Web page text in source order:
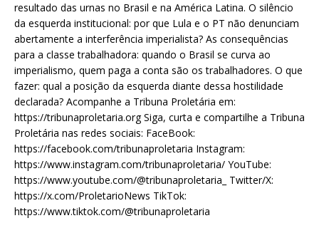
resultado das urnas no Brasil e na América Latina. O silêncio
da esquerda institucional: por que Lula e o PT não denunciam
abertamente a interferência imperialista? As consequências
para a classe trabalhadora: quando o Brasil se curva ao
imperialismo, quem paga a conta são os trabalhadores. O que
fazer: qual a posição da esquerda diante dessa hostilidade
declarada? Acompanhe a Tribuna Proletária em:
https://tribunaproletaria.org Siga, curta e compartilhe a Tribuna
Proletária nas redes sociais: FaceBook:
https://facebook.com/tribunaproletaria Instagram:
https://www.instagram.com/tribunaproletaria/ YouTube:
https://www.youtube.com/@tribunaproletaria_ Twitter/X:
https://x.com/ProletarioNews TikTok:
https://www.tiktok.com/@tribunaproletaria